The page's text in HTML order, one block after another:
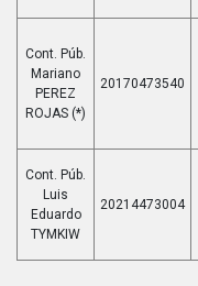
Cont. Púb.
Mariano
PEREZ
ROJAS (*)
20170473540
Cont. Púb.
Luis
Eduardo
TYMKIW
20214473004